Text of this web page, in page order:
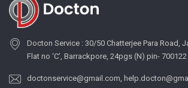
Docton Service : 30/50 Chatterjee Para Road,
Flat no ‘C’, Barrackpore, 24pgs (N) pin- 700122
doctonservice@gmail.com,